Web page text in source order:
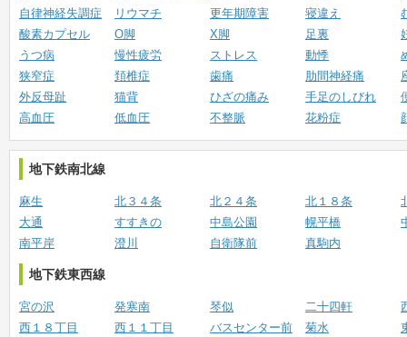
自律神経失調症
リウマチ 更年期障害 寝違え
酸素カプセル
O脚 X脚 足裏
うつ病
慢性疲労 ストレス 動悸
狭窄症
頚椎症 歯痛 肋間神経痛
外反母趾
猫背 ひざの痛み 手足のしびれ
高血圧
低血圧 不整脈 花粉症
地下鉄南北線
麻生 北３４条 北２４条 北１８条
大通
すすきの 中島公園 幌平橋
南平岸
澄川 自衛隊前 真駒内
地下鉄東西線
宮の沢 発寒南 琴似 二十四軒
西１８丁目
西１１丁目 バスセンター前 菊水